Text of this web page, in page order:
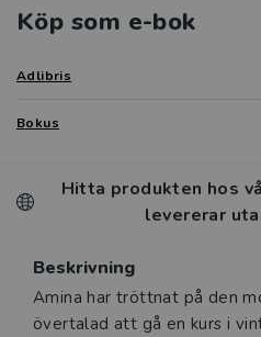
Köp som e-bok
Adlibris
Bokus
Hitta produkten hos
levererar
Beskrivning
Beskrivning
Amina har tröttnat på den
övertalad att gå en kurs i